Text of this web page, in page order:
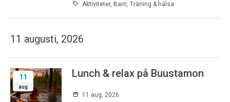
Aktiviteter, Barn, Träning & hälsa
11 augusti, 2026
11
aug
Lunch & relax på Buustamon
11 aug, 2026